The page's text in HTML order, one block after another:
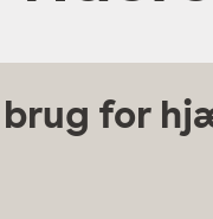
for